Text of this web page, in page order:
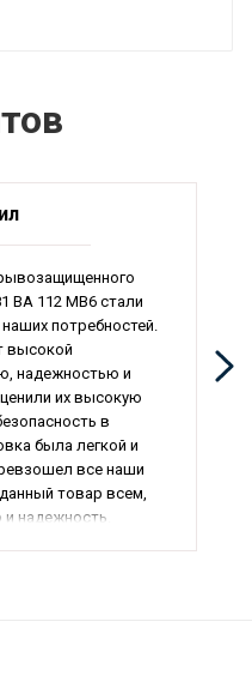
ВА 112 МВ6 стали
потребностей.
высокой
надежностью и
их высокую
в
была легкой и
все наши
товар всем,
и надежность.